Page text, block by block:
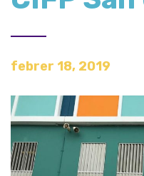
febrer 18, 2019